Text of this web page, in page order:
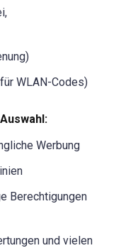
WLAN-Codes)
Werbung
Berechtigungen
und vielen